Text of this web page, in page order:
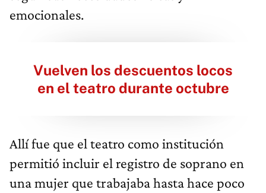
emocionales.
Vuelven los descuentos locos
en el teatro durante octubre
Allí fue que el teatro como institución
permitió incluir el registro de soprano en
una mujer que trabajaba hasta hace poco